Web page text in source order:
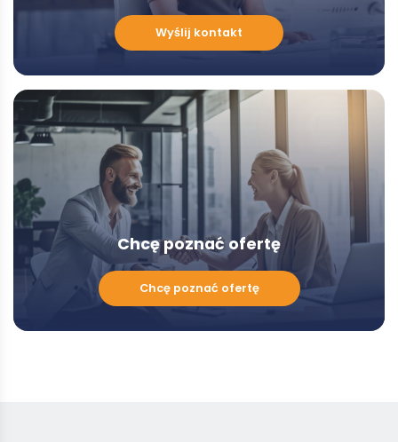
porozmawiać
Doradcą
-
Modal
Wyślij kontakt
Chcę poznać ofertę
Chcę
Chcę poznać ofertę